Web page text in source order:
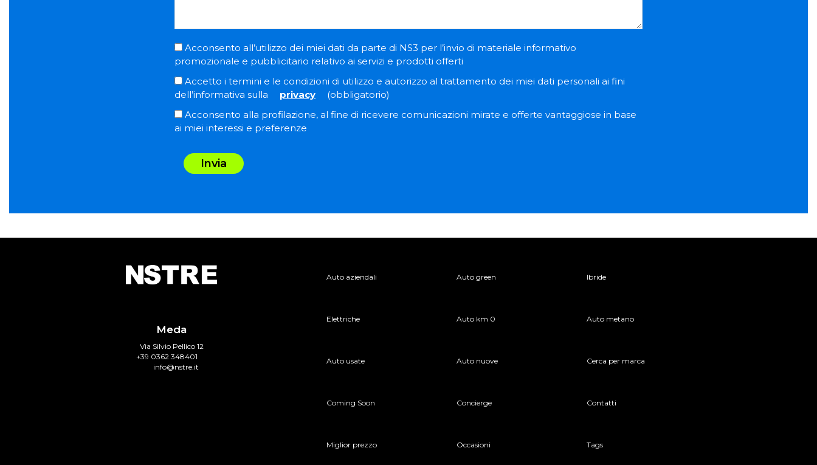
Acconsento all’utilizzo dei miei dati da parte di NS3 per l’invio di materiale informativo
promozionale e pubblicitario relativo ai servizi e prodotti offerti
Accetto i termini e le condizioni di utilizzo e autorizzo al trattamento dei miei dati personali ai fini
dell’informativa sulla
privacy
(obbligatorio)
Acconsento alla profilazione, al fine di ricevere comunicazioni mirate e offerte vantaggiose in base
ai miei interessi e preferenze
Invia
Meda
Via Silvio Pellico 12
+39 0362 348401
info@nstre.it
Auto aziendali Auto green Ibride
Elettriche Auto km 0 Auto metano
Auto usate Auto nuove Cerca per marca
Coming Soon Concierge Contatti
Miglior prezzo Occasioni Tags